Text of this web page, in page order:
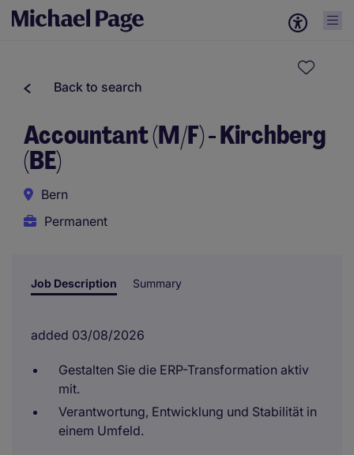
Back to search
Accountant (M/F) - Kirchberg
(BE)
Bern
Permanent
Job Description Summary
added 03/08/2026
Gestalten Sie die ERP-Transformation aktiv
mit.
Verantwortung, Entwicklung und Stabilität in
einem Umfeld.